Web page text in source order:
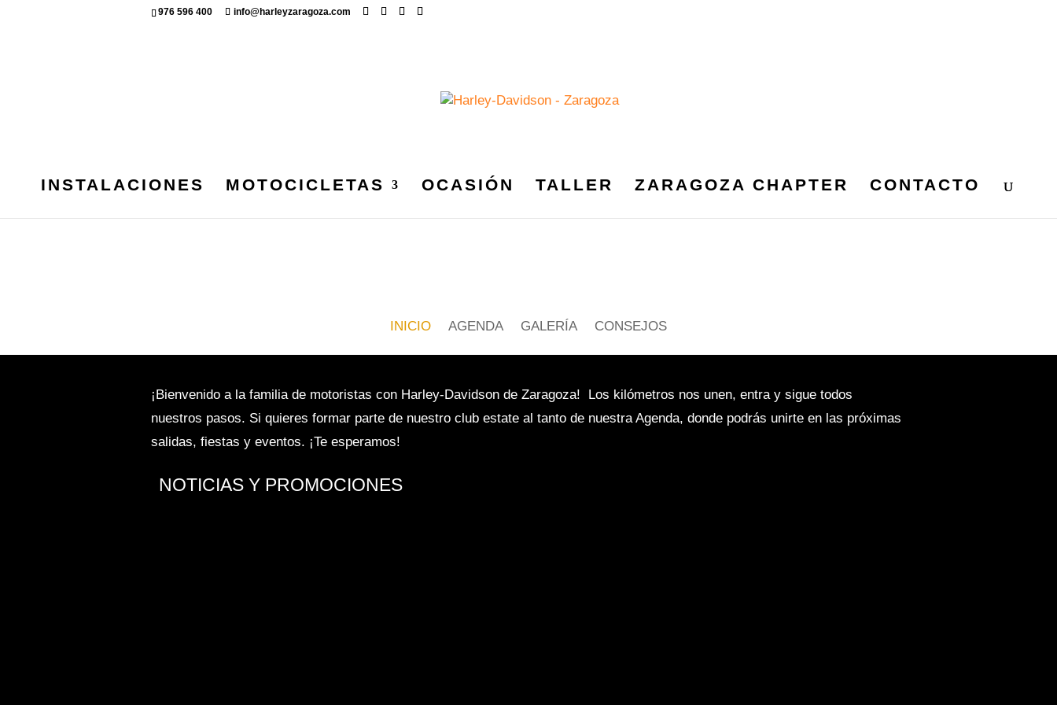
976 596 400 info@harleyzaragoza.com
INSTALACIONES MOTOCICLETAS OCASIÓN TALLER ZARAGOZA CHAPTER CONTACTO
INICIO AGENDA GALERÍA CONSEJOS
¡Bienvenido a la familia de motoristas con Harley-Davidson de Zaragoza! Los kilómetros nos unen, entra y sigue todos
nuestros pasos. Si quieres formar parte de nuestro club estate al tanto de nuestra Agenda, donde podrás unirte en las próximas
salidas, fiestas y eventos. ¡Te esperamos!
NOTICIAS Y PROMOCIONES